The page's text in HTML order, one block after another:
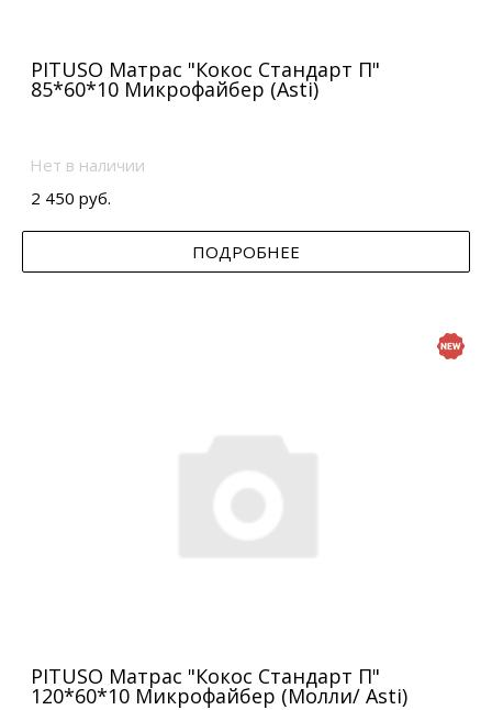
PITUSO Матрас "Кокос Стандарт П"
85*60*10 Микрофайбер (Asti)
Нет в наличии
2 450 руб.
ПОДРОБНЕЕ
PITUSO Матрас "Кокос Стандарт П"
120*60*10 Микрофайбер (Молли/ Asti)